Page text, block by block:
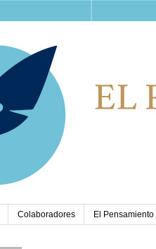
Colaboradores El